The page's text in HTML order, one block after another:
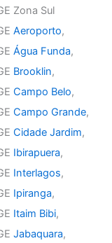
Zona Sul
Aeroporto,
Água Funda,
Brooklin,
Campo Belo,
Campo Grande,
Cidade Jardim,
Ibirapuera,
Interlagos,
Ipiranga,
Itaim Bibi,
Jabaquara,